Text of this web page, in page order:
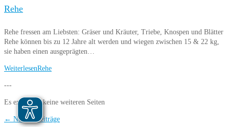
Rehe
Rehe fressen am Liebsten: Gräser und Kräuter, Triebe, Knospen und Blätter
Rehe können bis zu 12 Jahre alt werden und wiegen zwischen 15 & 22 kg,
sie haben einen ausgeprägten…
WeiterlesenRehe
---
Es existieren keine weiteren Seiten
← Neuere Beiträge